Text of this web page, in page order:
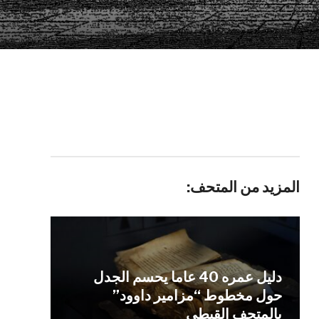
المزيد من المتحف:
دليل عمره 40 عاما يحسم الجدل
حول مخطوط “مزامير داوود”
بالمتحف القبطي